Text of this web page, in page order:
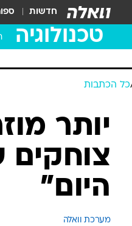
חדשות
טכנולוגיה
כל הכתבות
יותר
היום"
מערכת וואלה